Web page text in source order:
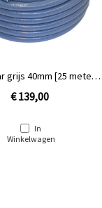
grijs 40mm [25 meter
€ 139,00
In
Winkelwagen